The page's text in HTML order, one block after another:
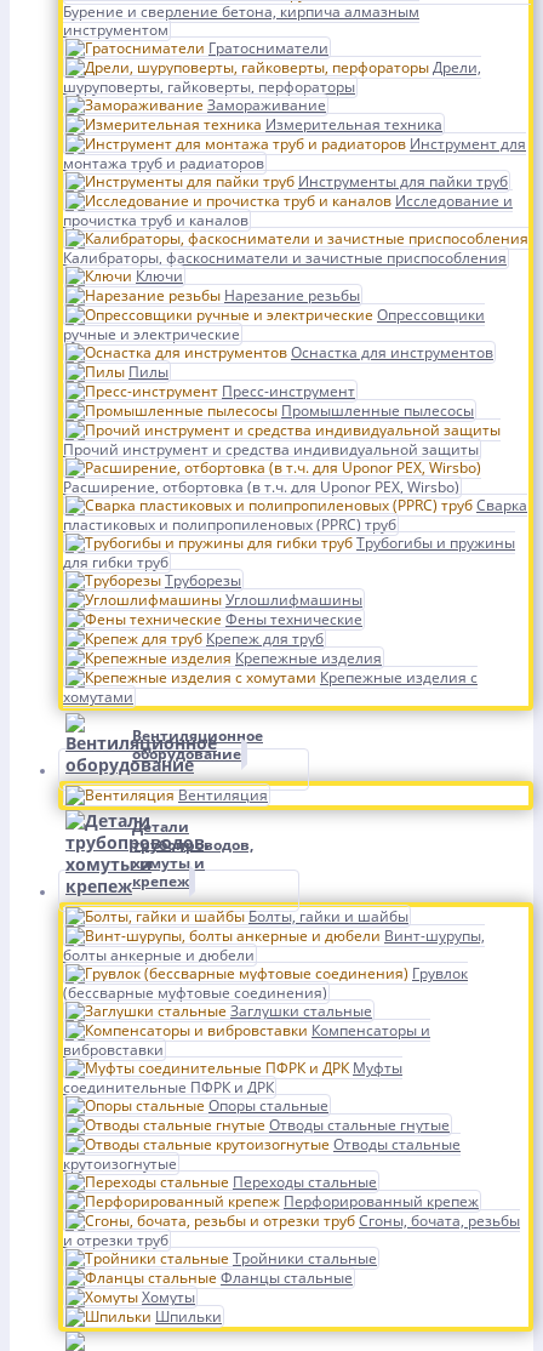
Бурение и сверление бетона, кирпича алмазным
инструментом
Гратосниматели
Дрели,
шуруповерты, гайковерты, перфораторы
Замораживание
Измерительная техника
Инструмент для
монтажа труб и радиаторов
Инструменты для пайки труб
Исследование и
прочистка труб и каналов
Калибраторы, фаскосниматели и зачистные приспособления
Ключи
Нарезание резьбы
Опрессовщики
ручные и электрические
Оснастка для инструментов
Пилы
Пресс-инструмент
Промышленные пылесосы
Прочий инструмент и средства индивидуальной защиты
Расширение, отбортовка (в т.ч. для Uponor PEX, Wirsbo)
Сварка
пластиковых и полипропиленовых (PPRC) труб
Трубогибы и пружины
для гибки труб
Труборезы
Углошлифмашины
Фены технические
Крепеж для труб
Крепежные изделия
Крепежные изделия с
хомутами
Вентиляционное
оборудование
Вентиляция
Детали
трубопроводов,
хомуты и
крепеж
Болты, гайки и шайбы
Винт-шурупы,
болты анкерные и дюбели
Грувлок
(бессварные муфтовые соединения)
Заглушки стальные
Компенсаторы и
вибровставки
Муфты
соединительные ПФРК и ДРК
Опоры стальные
Отводы стальные гнутые
Отводы стальные
крутоизогнутые
Переходы стальные
Перфорированный крепеж
Сгоны, бочата, резьбы
и отрезки труб
Тройники стальные
Фланцы стальные
Хомуты
Шпильки